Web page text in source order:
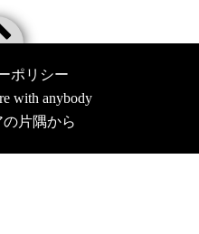
ポリシー
with anybody
の片隅から